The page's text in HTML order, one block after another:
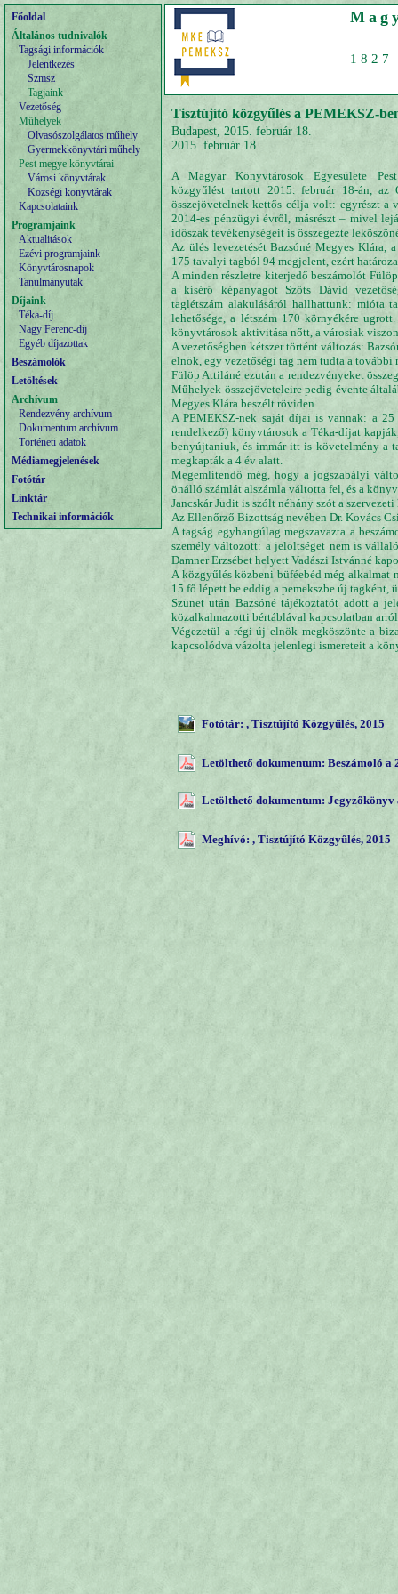
Főoldal
Általános tudnivalók
Tagsági információk
Jelentkezés
Szmsz
Tagjaink
Vezetőség
Műhelyek
Olvasószolgálatos műhely
Gyermekkönyvtári műhely
Pest megye könyvtárai
Városi könyvtárak
Községi könyvtárak
Kapcsolataink
Programjaink
Aktualitások
Ezévi programjaink
Könyvtárosnapok
Tanulmányutak
Díjaink
Téka-díj
Nagy Ferenc-díj
Egyéb díjazottak
Beszámolók
Letöltések
Archívum
Rendezvény archívum
Dokumentum archívum
Történeti adatok
Médiamegjelenések
Fotótár
Linktár
Technikai információk
Tisztújító közgyűlés a PEMEKSZ-
Budapest, 2015. február 18.
2015. február 18.
A Magyar Könyvtárosok Egyesülete
közgyűlést tartott 2015. február 18-án, az
összejövetelnek kettős célja volt: egyrészt a
2014-es pénzügyi évről, másrészt – mivel
időszak tevékenységeit is összegezte
Az ülés levezetését Bazsóné Megyes
175 tavalyi tagból 94 megjelent, ezért
A minden részletre kiterjedő beszámolót
a kísérő képanyagot Szőts Dávid
taglétszám alakulásáról hallhattunk: mióta
lehetősége, a létszám 170 környékére
könyvtárosok aktivitása nőtt, a városiak
A vezetőségben kétszer történt változás:
elnök, egy vezetőségi tag nem tudta a
Fülöp Attiláné ezután a rendezvényeket
Műhelyek összejöveteleire pedig évente
Megyes Klára beszélt röviden.
A PEMEKSZ-nek saját díjai is vannak: a 25
rendelkező) könyvtárosok a Téka-díjat
benyújtaniuk, és immár itt is követelmény a
megkapták a 4 év alatt.
Megemlítendő még, hogy a jogszabályi
önálló számlát alszámla váltotta fel, és a
Jancskár Judit is szólt néhány szót a
Az Ellenőrző Bizottság nevében Dr. Kovács
A tagság egyhangúlag megszavazta a
személy változott: a jelöltséget nem is
Damner Erzsébet helyett Vadászi Istvánné
A közgyűlés közbeni büféebéd még
15 fő lépett be eddig a pemekszbe új
Szünet után Bazsóné tájékoztatót adott a
közalkalmazotti bértáblával kapcsolatban
Végezetül a régi-új elnök megköszönte a
kapcsolódva vázolta jelenlegi ismereteit a
Fotótár: , Tisztújító Közgyűlés, 2015
Letölthető dokumentum: Beszámoló a
Letölthető dokumentum:
Meghívó: , Tisztújító Közgyűlés, 2015